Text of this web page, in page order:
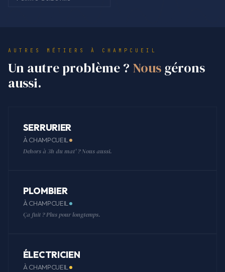
AUTRES MÉTIERS À CHAMPCUEIL
Un autre problème ? Nous gérons
aussi.
SERRURIER
À CHAMPCUEIL
Dehors à 3h du mat' ? Nous aussi.
PLOMBIER
À CHAMPCUEIL
Ça fuit ? Plus pour longtemps.
ÉLECTRICIEN
À CHAMPCUEIL